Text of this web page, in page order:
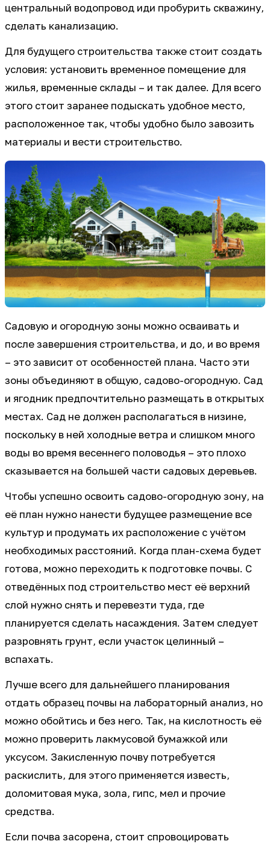
центральный водопровод иди пробурить скважину,
сделать канализацию.
Для будущего строительства также стоит создать
условия: установить временное помещение для
жилья, временные склады – и так далее. Для всего
этого стоит заранее подыскать удобное место,
расположенное так, чтобы удобно было завозить
материалы и вести строительство.
Садовую и огородную зоны можно осваивать и
после завершения строительства, и до, и во время
– это зависит от особенностей плана. Часто эти
зоны объединяют в общую, садово-огородную. Сад
и ягодник предпочтительно размещать в открытых
местах. Сад не должен располагаться в низине,
поскольку в ней холодные ветра и слишком много
воды во время весеннего половодья – это плохо
сказывается на большей части садовых деревьев.
Чтобы успешно освоить садово-огородную зону, на
её план нужно нанести будущее размещение все
культур и продумать их расположение с учётом
необходимых расстояний. Когда план-схема будет
готова, можно переходить к подготовке почвы. С
отведённых под строительство мест её верхний
слой нужно снять и перевезти туда, где
планируется сделать насаждения. Затем следует
разровнять грунт, если участок целинный –
вспахать.
Лучше всего для дальнейшего планирования
отдать образец почвы на лабораторный анализ, но
можно обойтись и без него. Так, на кислотность её
можно проверить лакмусовой бумажкой или
уксусом. Закисленную почву потребуется
раскислить, для этого применяется известь,
доломитовая мука, зола, гипс, мел и прочие
средства.
Если почва засорена, стоит спровоцировать